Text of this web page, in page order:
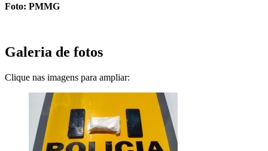
Foto: PMMG
Galeria de fotos
Clique nas imagens para ampliar: